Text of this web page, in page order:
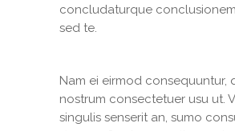
concludaturque
sed te.
Nam ei eirmod consequuntur,
nostrum consectetuer usu ut.
singulis senserit an, sumo